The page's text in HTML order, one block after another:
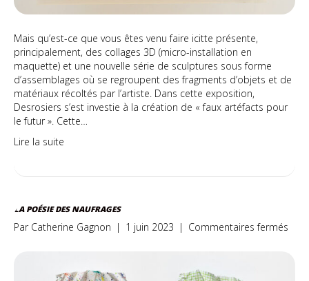
Mais qu’est-ce que vous êtes venu faire icitte présente,
principalement, des collages 3D (micro-installation en
maquette) et une nouvelle série de sculptures sous forme
d’assemblages où se regroupent des fragments d’objets et de
matériaux récoltés par l’artiste. Dans cette exposition,
Desrosiers s’est investie à la création de « faux artéfacts pour
le futur ». Cette…
Lire la suite
LA POÉSIE DES NAUFRAGES
Par Catherine Gagnon | 1 juin 2023 | Commentaires fermés